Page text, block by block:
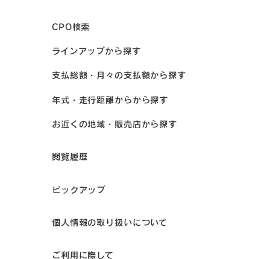
CPO検索
ラインアップから探す
支払総額・月々の支払額から探す
年式・走行距離からから探す
お近くの地域・販売店から探す
閲覧履歴
ピックアップ
個人情報の取り扱いについて
ご利用に際して